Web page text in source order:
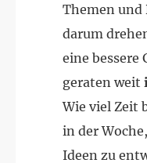
Themen und
darum
eine bessere
geraten weit
Wie viel Zeit
in der
Ideen zu